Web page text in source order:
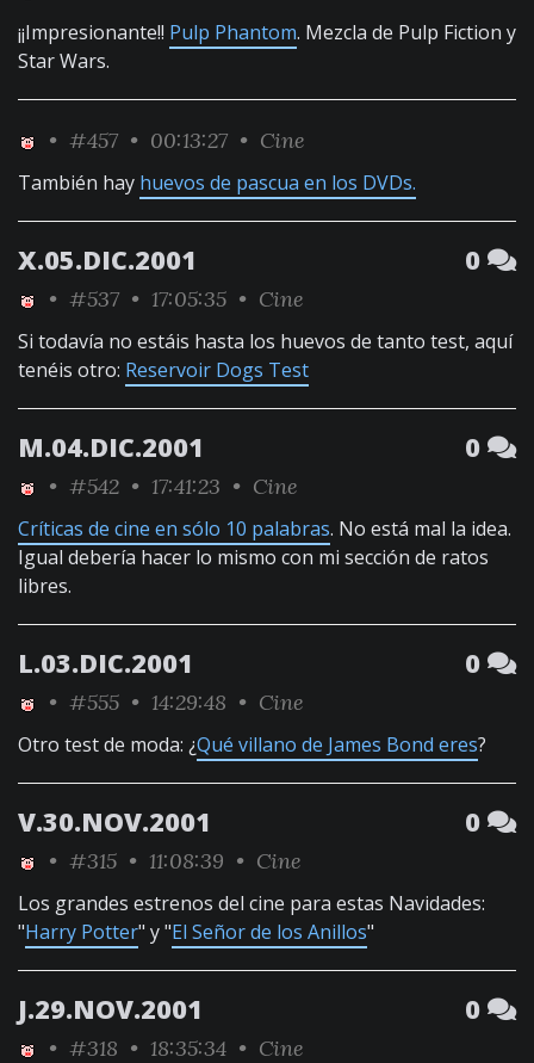
¡¡Impresionante!! Pulp Phantom. Mezcla de Pulp Fiction y
Star Wars.
• #457 • 00:13:27 • Cine
También hay huevos de pascua en los DVDs.
X.05.DIC.2001 0
• #537 • 17:05:35 • Cine
Si todavía no estáis hasta los huevos de tanto test, aquí
tenéis otro: Reservoir Dogs Test
M.04.DIC.2001 0
• #542 • 17:41:23 • Cine
Críticas de cine en sólo 10 palabras. No está mal la idea.
Igual debería hacer lo mismo con mi sección de ratos
libres.
L.03.DIC.2001 0
• #555 • 14:29:48 • Cine
Otro test de moda: ¿Qué villano de James Bond eres?
V.30.NOV.2001 0
• #315 • 11:08:39 • Cine
Los grandes estrenos del cine para estas Navidades:
"Harry Potter" y "El Señor de los Anillos"
J.29.NOV.2001 0
• #318 • 18:35:34 • Cine